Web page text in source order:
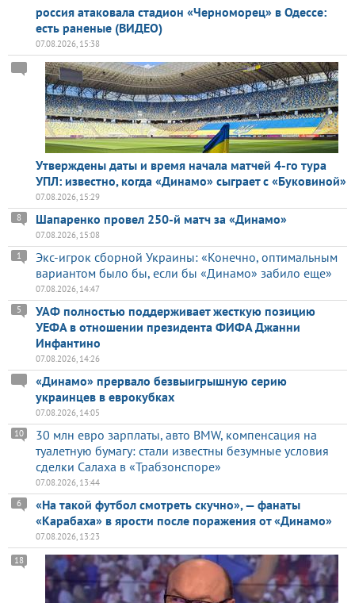
россия атаковала стадион «Черноморец» в Одессе:
есть раненые (ВИДЕО)
07.08.2026, 15:38
Утверждены даты и время начала матчей 4-го тура
УПЛ: известно, когда «Динамо» сыграет с «Буковиной»
07.08.2026, 15:29
Шапаренко провел 250-й матч за «Динамо»
8
07.08.2026, 15:08
Экс-игрок сборной Украины: «Конечно, оптимальным
вариантом было бы, если бы «Динамо» забило еще»
1
07.08.2026, 14:47
УАФ полностью поддерживает жесткую позицию
УЕФА в отношении президента ФИФА Джанни
Инфантино
5
07.08.2026, 14:26
«Динамо» прервало безвыигрышную серию
украинцев в еврокубках
07.08.2026, 14:05
30 млн евро зарплаты, авто BMW, компенсация на
туалетную бумагу: стали известны безумные условия
сделки Салаха в «Трабзонспоре»
10
07.08.2026, 13:44
«На такой футбол смотреть скучно», — фанаты
«Карабаха» в ярости после поражения от «Динамо»
6
07.08.2026, 13:23
18